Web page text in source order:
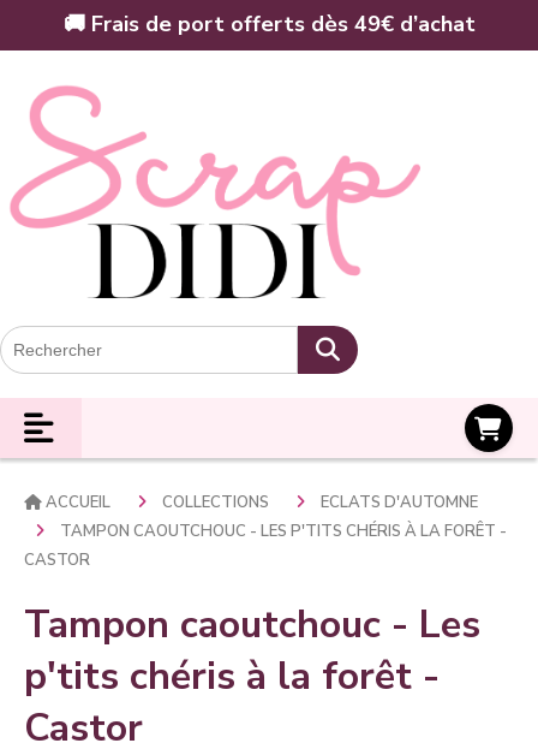
🚚 Frais de port offerts dès 49€ d’achat
ACCUEIL COLLECTIONS
ECLATS D'AUTOMNE
TAMPON CAOUTCHOUC - LES P'TITS CHÉRIS À LA FORÊT -
CASTOR
Tampon caoutchouc - Les
p'tits chéris à la forêt -
Castor